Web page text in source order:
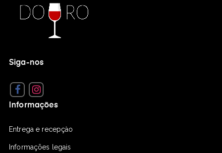
Siga-nos
Facebook
Informações
Entrega e recepçào
Informações legais